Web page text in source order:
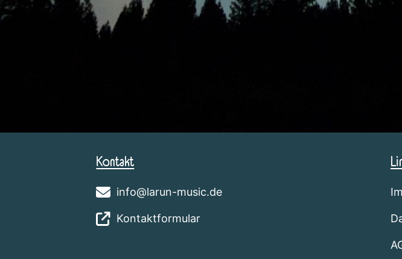
Kontakt
info@larun-music.de
Kontaktformular